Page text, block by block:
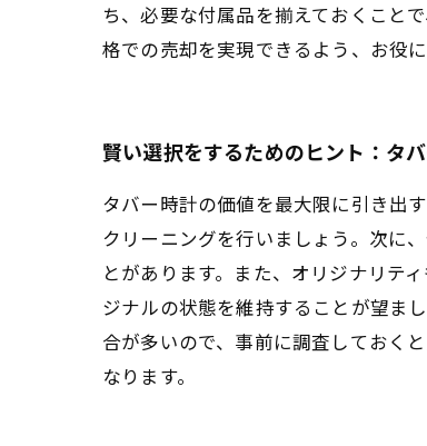
ち、必要な付属品を揃えておくこと
格での売却を実現できるよう、お役に
賢い選択をするためのヒント：タ
タバー時計の価値を最大限に引き出
クリーニングを行いましょう。次に
とがあります。また、オリジナリテ
ジナルの状態を維持することが望ま
合が多いので、事前に調査しておく
なります。